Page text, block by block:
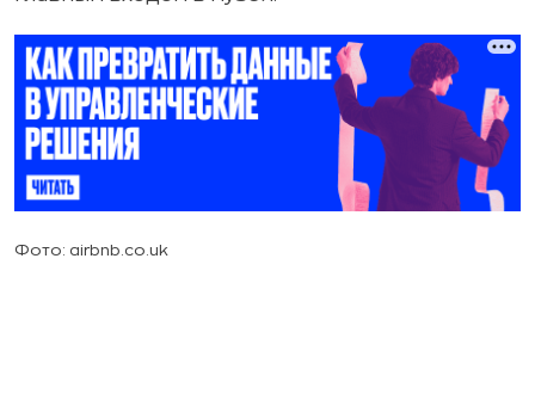
Фото: airbnb.co.uk